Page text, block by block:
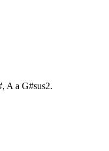
A a G#sus2.